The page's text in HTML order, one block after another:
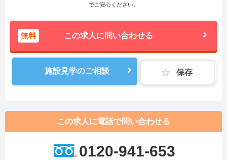
でご安心ください。
無料 この求人に問い合わせる
施設見学のご相談 保存
この求人に電話で問い合わせる
0120-941-653